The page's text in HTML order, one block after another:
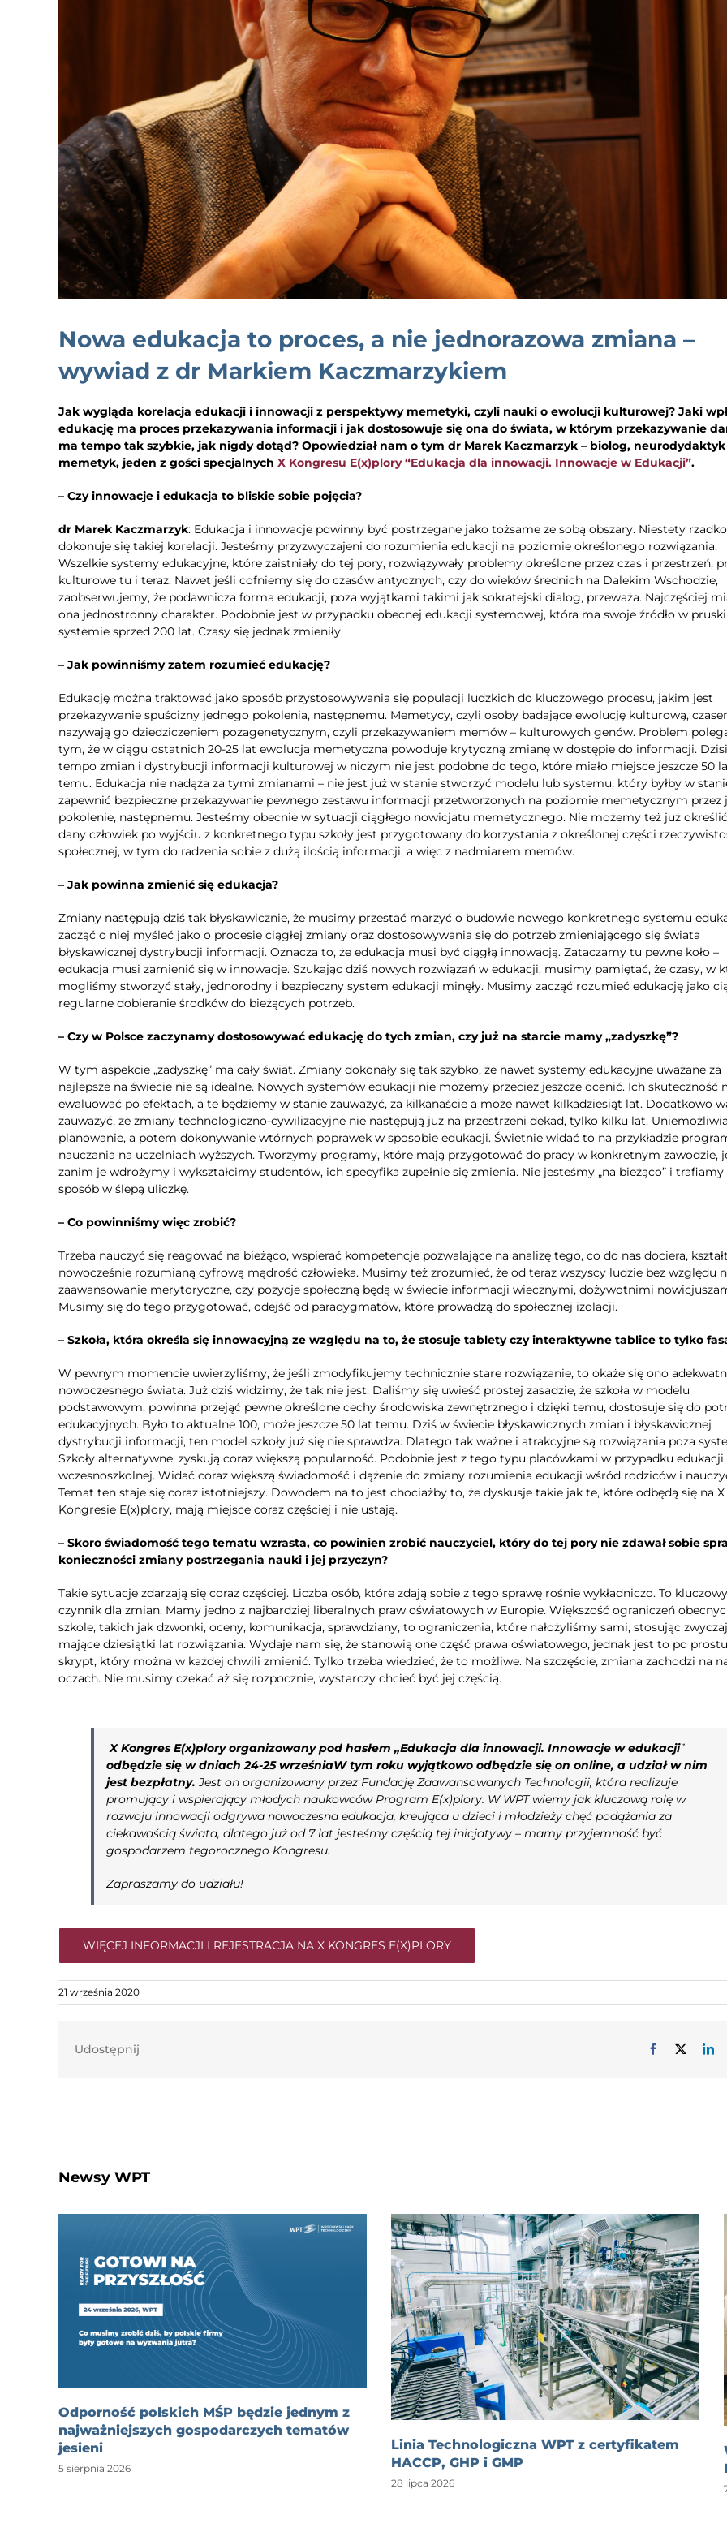
Nowa edukacja to proces, a nie jednorazowa zmiana –
wywiad z dr Markiem Kaczmarzykiem
Jak wygląda korelacja edukacji i innowacji z perspektywy memetyki, czyli nauki o ewolucji kulturowej? Jaki
edukację ma proces przekazywania informacji i jak dostosowuje się ona do świata, w którym przekazywanie
ma tempo tak szybkie, jak nigdy dotąd? Opowiedział nam o tym dr Marek Kaczmarzyk – biolog,
memetyk, jeden z gości specjalnych X Kongresu E(x)plory “Edukacja dla innowacji. Innowacje w Edukacji”.
– Czy innowacje i edukacja to bliskie sobie pojęcia?
dr Marek Kaczmarzyk: Edukacja i innowacje powinny być postrzegane jako tożsame ze sobą obszary. Niestety rzadko
dokonuje się takiej korelacji. Jesteśmy przyzwyczajeni do rozumienia edukacji na poziomie określonego rozwiązania.
Wszelkie systemy edukacyjne, które zaistniały do tej pory, rozwiązywały problemy określone przez czas i przestrzeń,
kulturowe tu i teraz. Nawet jeśli cofniemy się do czasów antycznych, czy do wieków średnich na Dalekim Wschodzie,
zaobserwujemy, że podawnicza forma edukacji, poza wyjątkami takimi jak sokratejski dialog, przeważa. Najczęściej
ona jednostronny charakter. Podobnie jest w przypadku obecnej edukacji systemowej, która ma swoje źródło w
systemie sprzed 200 lat. Czasy się jednak zmieniły.
– Jak powinniśmy zatem rozumieć edukację?
Edukację można traktować jako sposób przystosowywania się populacji ludzkich do kluczowego procesu, jakim jest
przekazywanie spuścizny jednego pokolenia, następnemu. Memetycy, czyli osoby badające ewolucję kulturową,
nazywają go dziedziczeniem pozagenetycznym, czyli przekazywaniem memów – kulturowych genów. Problem
tym, że w ciągu ostatnich 20-25 lat ewolucja memetyczna powoduje krytyczną zmianę w dostępie do informacji.
tempo zmian i dystrybucji informacji kulturowej w niczym nie jest podobne do tego, które miało miejsce jeszcze 50
temu. Edukacja nie nadąża za tymi zmianami – nie jest już w stanie stworzyć modelu lub systemu, który byłby w
zapewnić bezpieczne przekazywanie pewnego zestawu informacji przetworzonych na poziomie memetycznym przez
pokolenie, następnemu. Jesteśmy obecnie w sytuacji ciągłego nowicjatu memetycznego. Nie możemy też już
dany człowiek po wyjściu z konkretnego typu szkoły jest przygotowany do korzystania z określonej części
społecznej, w tym do radzenia sobie z dużą ilością informacji, a więc z nadmiarem memów.
– Jak powinna zmienić się edukacja?
Zmiany następują dziś tak błyskawicznie, że musimy przestać marzyć o budowie nowego konkretnego systemu
zacząć o niej myśleć jako o procesie ciągłej zmiany oraz dostosowywania się do potrzeb zmieniającego się świata
błyskawicznej dystrybucji informacji. Oznacza to, że edukacja musi być ciągłą innowacją. Zataczamy tu pewne koło –
edukacja musi zamienić się w innowacje. Szukając dziś nowych rozwiązań w edukacji, musimy pamiętać, że czasy, w
mogliśmy stworzyć stały, jednorodny i bezpieczny system edukacji minęły. Musimy zacząć rozumieć edukację jako
regularne dobieranie środków do bieżących potrzeb.
– Czy w Polsce zaczynamy dostosowywać edukację do tych zmian, czy już na starcie mamy „zadyszkę”?
W tym aspekcie „zadyszkę” ma cały świat. Zmiany dokonały się tak szybko, że nawet systemy edukacyjne uważane za
najlepsze na świecie nie są idealne. Nowych systemów edukacji nie możemy przecież jeszcze ocenić. Ich skuteczność
ewaluować po efektach, a te będziemy w stanie zauważyć, za kilkanaście a może nawet kilkadziesiąt lat. Dodatkowo
zauważyć, że zmiany technologiczno-cywilizacyjne nie następują już na przestrzeni dekad, tylko kilku lat.
planowanie, a potem dokonywanie wtórnych poprawek w sposobie edukacji. Świetnie widać to na przykładzie
nauczania na uczelniach wyższych. Tworzymy programy, które mają przygotować do pracy w konkretnym zawodzie,
zanim je wdrożymy i wykształcimy studentów, ich specyfika zupełnie się zmienia. Nie jesteśmy „na bieżąco” i
sposób w ślepą uliczkę.
– Co powinniśmy więc zrobić?
Trzeba nauczyć się reagować na bieżąco, wspierać kompetencje pozwalające na analizę tego, co do nas dociera,
nowocześnie rozumianą cyfrową mądrość człowieka. Musimy też zrozumieć, że od teraz wszyscy ludzie bez względu
zaawansowanie merytoryczne, czy pozycje społeczną będą w świecie informacji wiecznymi, dożywotnimi
Musimy się do tego przygotować, odejść od paradygmatów, które prowadzą do społecznej izolacji.
– Szkoła, która określa się innowacyjną ze względu na to, że stosuje tablety czy interaktywne tablice to tylko
W pewnym momencie uwierzyliśmy, że jeśli zmodyfikujemy technicznie stare rozwiązanie, to okaże się ono
nowoczesnego świata. Już dziś widzimy, że tak nie jest. Daliśmy się uwieść prostej zasadzie, że szkoła w modelu
podstawowym, powinna przejąć pewne określone cechy środowiska zewnętrznego i dzięki temu, dostosuje się do
edukacyjnych. Było to aktualne 100, może jeszcze 50 lat temu. Dziś w świecie błyskawicznych zmian i błyskawicznej
dystrybucji informacji, ten model szkoły już się nie sprawdza. Dlatego tak ważne i atrakcyjne są rozwiązania poza
Szkoły alternatywne, zyskują coraz większą popularność. Podobnie jest z tego typu placówkami w przypadku edukacji
wczesnoszkolnej. Widać coraz większą świadomość i dążenie do zmiany rozumienia edukacji wśród rodziców i
Temat ten staje się coraz istotniejszy. Dowodem na to jest chociażby to, że dyskusje takie jak te, które odbędą się na X
Kongresie E(x)plory, mają miejsce coraz częściej i nie ustają.
– Skoro świadomość tego tematu wzrasta, co powinien zrobić nauczyciel, który do tej pory nie zdawał sobie
konieczności zmiany postrzegania nauki i jej przyczyn?
Takie sytuacje zdarzają się coraz częściej. Liczba osób, które zdają sobie z tego sprawę rośnie wykładniczo. To kluczowy
czynnik dla zmian. Mamy jedno z najbardziej liberalnych praw oświatowych w Europie. Większość ograniczeń
szkole, takich jak dzwonki, oceny, komunikacja, sprawdziany, to ograniczenia, które nałożyliśmy sami, stosując
mające dziesiątki lat rozwiązania. Wydaje nam się, że stanowią one część prawa oświatowego, jednak jest to po prostu
skrypt, który można w każdej chwili zmienić. Tylko trzeba wiedzieć, że to możliwe. Na szczęście, zmiana zachodzi na
oczach. Nie musimy czekać aż się rozpocznie, wystarczy chcieć być jej częścią.
X Kongres E(x)plory organizowany pod hasłem „Edukacja dla innowacji. Innowacje w edukacji”
odbędzie się w dniach 24-25 wrześniaW tym roku wyjątkowo odbędzie się on online, a udział w nim
jest bezpłatny.Jest on organizowany przez Fundację Zaawansowanych Technologii, która realizuje
promujący i wspierający młodych naukowców Program E(x)plory. W WPT wiemy jak kluczową rolę w
rozwoju innowacji odgrywa nowoczesna edukacja, kreująca u dzieci i młodzieży chęć podążania za
ciekawością świata, dlatego już od 7 lat jesteśmy częścią tej inicjatywy – mamy przyjemność być
gospodarzem tegorocznego Kongresu.
Zapraszamy do udziału!
WIĘCEJ INFORMACJI I REJESTRACJA NA X KONGRES E(X)PLORY
21 września 2020
Udostępnij
Newsy WPT
Odporność polskich MŚP będzie jednym z
najważniejszych gospodarczych tematów
jesieni
5 sierpnia 2026
Linia Technologiczna WPT z certyfikatem
HACCP, GHP i GMP
28 lipca 2026